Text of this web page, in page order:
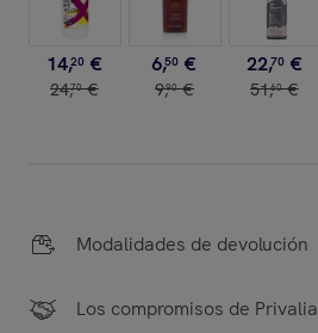
14,20 €
24,70 €
6,50 €
9,90 €
22,70 €
51,60 €
Modalidades de devolución
Los compromisos de Privalia